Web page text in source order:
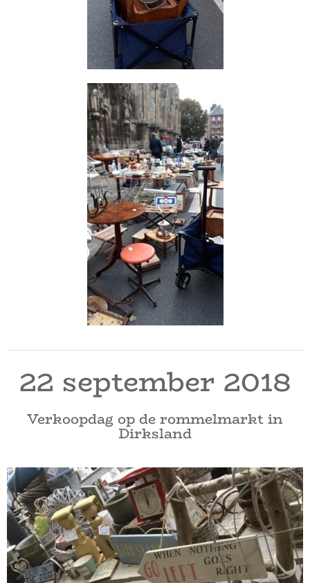
22 september 2018
Verkoopdag op de rommelmarkt in
Dirksland